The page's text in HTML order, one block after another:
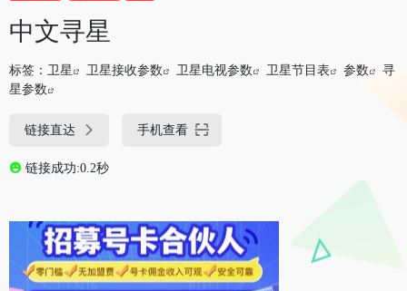
中文寻星
标签： 卫星 卫星接收参数 卫星电视参数 卫星节目表 参数
寻
星参数
链接直达 手机查看
链接成功:0.2秒